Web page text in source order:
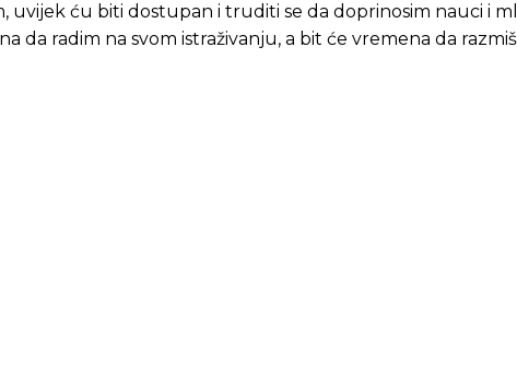
uvijek ću biti dostupan i truditi se da doprinosim nauci i
da radim na svom istraživanju, a bit će vremena da